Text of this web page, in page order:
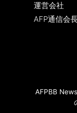
運営会社
AFP通信会
AFPBB